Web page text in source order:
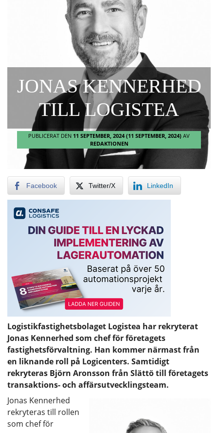
JONAS KENNERHED
TILL LOGISTEA
PUBLICERAT DEN 11 SEPTEMBER, 2024 (11 SEPTEMBER, 2024) AV
REDAKTIONEN
Facebook Twitter/X LinkedIn
Logistikfastighetsbolaget Logistea har rekryterat
Jonas Kennerhed som chef för företagets
fastighetsförvaltning. Han kommer närmast från
en liknande roll på Logicenters. Samtidigt
rekryteras Björn Aronsson från Slättö till företagets
transaktions- och affärsutvecklingsteam.
Jonas Kennerhed
rekryteras till rollen
som chef för